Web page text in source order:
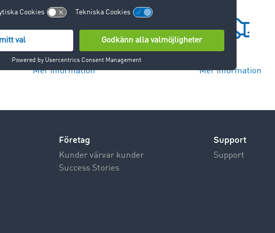
Mer information Mer information
Företag
Kunder värvar kunder
Success Stories
Support
Support